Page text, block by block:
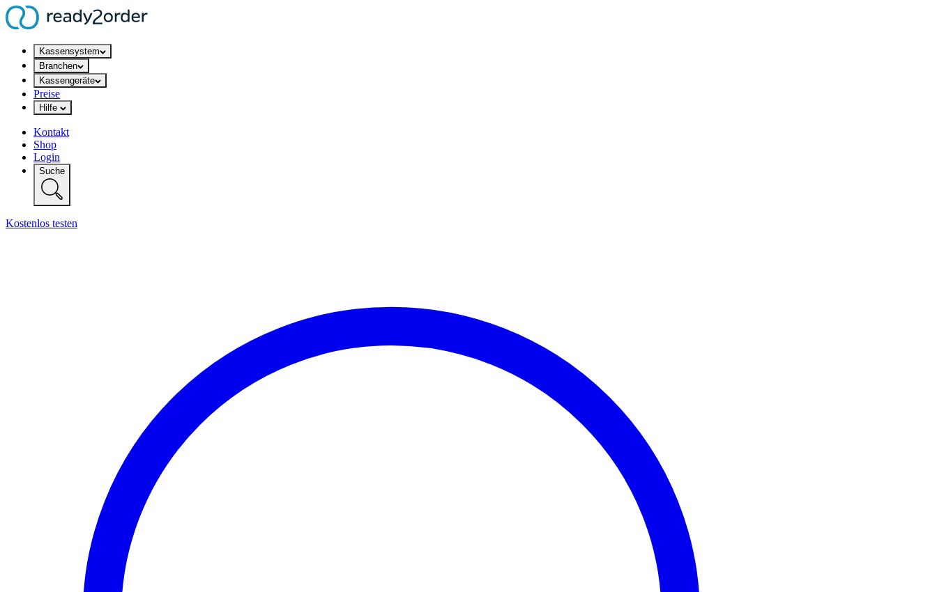
Kassensystem
Branchen
Kassengeräte
Preise
Hilfe
Kontakt
Shop
Login
Suche
Kostenlos testen